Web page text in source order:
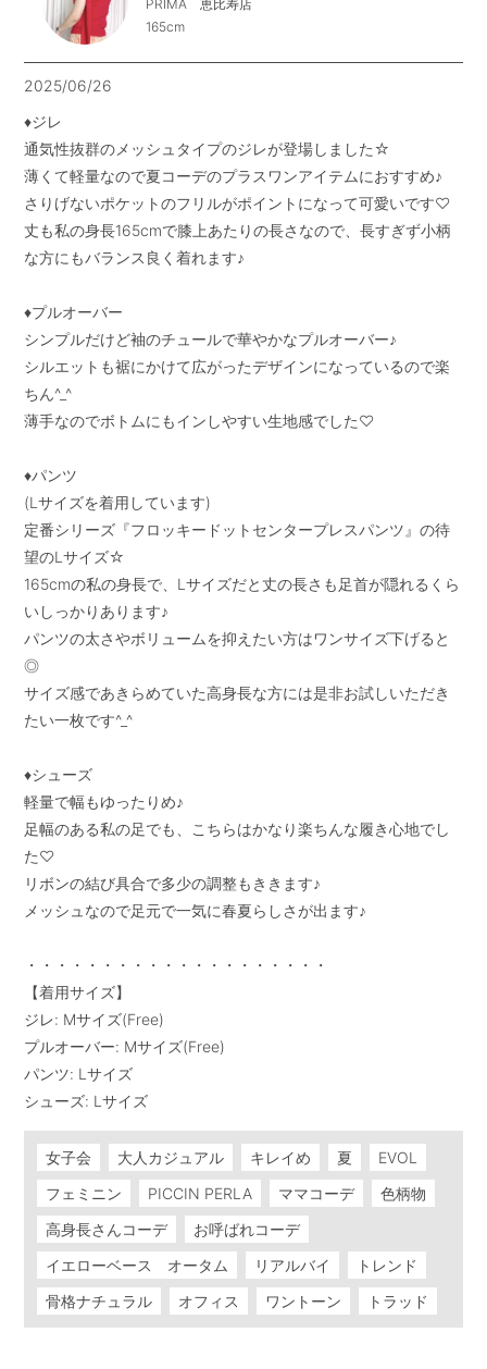
PRIMA 恵比寿店
165cm
2025/06/26
♦︎ジレ
通気性抜群のメッシュタイプのジレが登場しました☆
薄くて軽量なので夏コーデのプラスワンアイテムにおすすめ♪
さりげないポケットのフリルがポイントになって可愛いです♡
丈も私の身長165cmで膝上あたりの長さなので、長すぎず小柄
な方にもバランス良く着れます♪
♦︎プルオーバー
シンプルだけど袖のチュールで華やかなプルオーバー♪
シルエットも裾にかけて広がったデザインになっているので楽
ちん^_^
薄手なのでボトムにもインしやすい生地感でした♡
♦︎パンツ
(Lサイズを着用しています)
定番シリーズ『フロッキードットセンタープレスパンツ』の待
望のLサイズ☆
165cmの私の身長で、Lサイズだと丈の長さも足首が隠れるくら
いしっかりあります♪
パンツの太さやボリュームを抑えたい方はワンサイズ下げると
◎
サイズ感であきらめていた高身長な方には是非お試しいただき
たい一枚です^_^
♦︎シューズ
軽量で幅もゆったりめ♪
足幅のある私の足でも、こちらはかなり楽ちんな履き心地でし
た♡
リボンの結び具合で多少の調整もききます♪
メッシュなので足元で一気に春夏らしさが出ます♪
・・・・・・・・・・・・・・・・・・・・
【着用サイズ】
ジレ: Mサイズ(Free)
プルオーバー: Mサイズ(Free)
パンツ: Lサイズ
シューズ: Lサイズ
女子会 大人カジュアル キレイめ 夏
EVOL
フェミニン
PICCIN PERLA ママコーデ
色柄物
高身長さんコーデ
お呼ばれコーデ
イエローベース オータム
リアルバイ
トレンド
骨格ナチュラル
オフィス ワントーン トラッド